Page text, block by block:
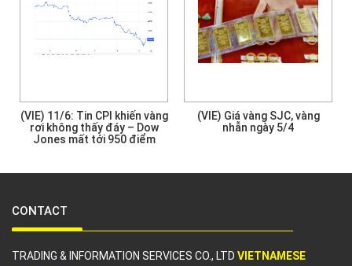
(VIE) 11/6: Tin CPI khiến vàng
rơi không thấy đáy – Dow
Jones mất tới 950 điểm
(VIE) Giá vàng SJC, vàng
nhẫn ngày 5/4
CONTACT
TRADING & INFORMATION SERVICES CO., LTD VIETNAMESE